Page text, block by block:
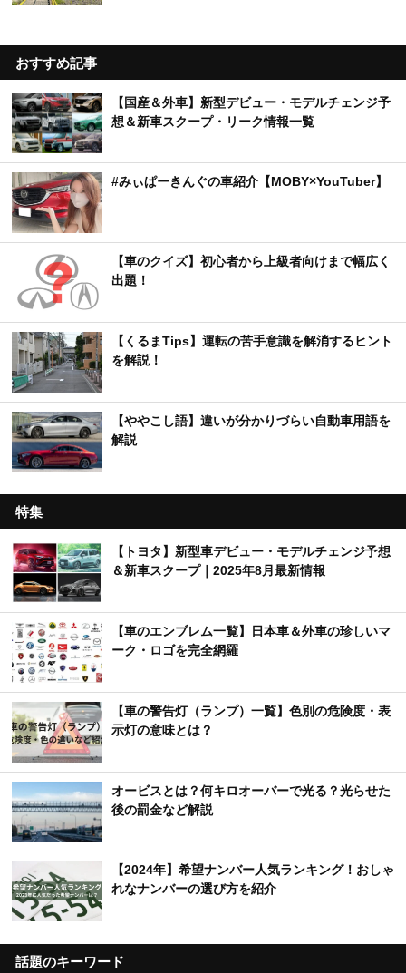
おすすめ記事
【国産＆外車】新型デビュー・モデルチェンジ予
想＆新車スクープ・リーク情報一覧
#みぃぱーきんぐの車紹介【MOBY×YouTuber】
【車のクイズ】初心者から上級者向けまで幅広く
出題！
【くるまTips】運転の苦手意識を解消するヒント
を解説！
【ややこし語】違いが分かりづらい自動車用語を
解説
特集
【トヨタ】新型車デビュー・モデルチェンジ予想
＆新車スクープ｜2025年8月最新情報
【車のエンブレム一覧】日本車＆外車の珍しいマ
ーク・ロゴを完全網羅
【車の警告灯（ランプ）一覧】色別の危険度・表
示灯の意味とは？
オービスとは？何キロオーバーで光る？光らせた
後の罰金など解説
【2024年】希望ナンバー人気ランキング！おしゃ
れなナンバーの選び方を紹介
話題のキーワード